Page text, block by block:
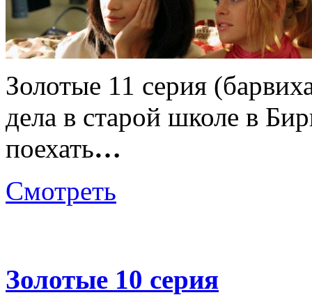
Золотые 11 серия
дела в старой школе в
поехать…
Смотреть
Золотые 10 серия